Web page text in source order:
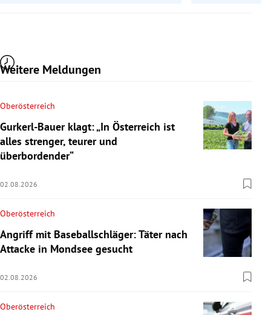
Weitere Meldungen
Oberösterreich
Gurkerl-Bauer klagt: „In Österreich ist
alles strenger, teurer und
überbordender“
02.08.2026
Oberösterreich
Angriff mit Baseballschläger: Täter nach
Attacke in Mondsee gesucht
02.08.2026
Oberösterreich